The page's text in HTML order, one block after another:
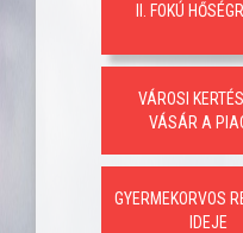
II. FOKÚ
VÁROSI
VÁSÁR A
GYERMEKORVOS
IDEJE